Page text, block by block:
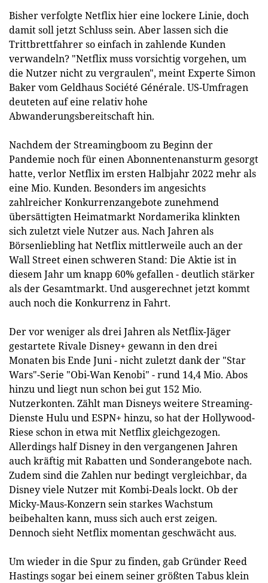
Bisher verfolgte Netflix hier eine lockere Linie, doch
damit soll jetzt Schluss sein. Aber lassen sich die
Trittbrettfahrer so einfach in zahlende Kunden
verwandeln? "Netflix muss vorsichtig vorgehen, um
die Nutzer nicht zu vergraulen", meint Experte Simon
Baker vom Geldhaus Société Générale. US-Umfragen
deuteten auf eine relativ hohe
Abwanderungsbereitschaft hin.
Nachdem der Streamingboom zu Beginn der
Pandemie noch für einen Abonnentenansturm gesorgt
hatte, verlor Netflix im ersten Halbjahr 2022 mehr als
eine Mio. Kunden. Besonders im angesichts
zahlreicher Konkurrenzangebote zunehmend
übersättigten Heimatmarkt Nordamerika klinkten
sich zuletzt viele Nutzer aus. Nach Jahren als
Börsenliebling hat Netflix mittlerweile auch an der
Wall Street einen schweren Stand: Die Aktie ist in
diesem Jahr um knapp 60% gefallen - deutlich stärker
als der Gesamtmarkt. Und ausgerechnet jetzt kommt
auch noch die Konkurrenz in Fahrt.
Der vor weniger als drei Jahren als Netflix-Jäger
gestartete Rivale Disney+ gewann in den drei
Monaten bis Ende Juni - nicht zuletzt dank der "Star
Wars"-Serie "Obi-Wan Kenobi" - rund 14,4 Mio. Abos
hinzu und liegt nun schon bei gut 152 Mio.
Nutzerkonten. Zählt man Disneys weitere Streaming-
Dienste Hulu und ESPN+ hinzu, so hat der Hollywood-
Riese schon in etwa mit Netflix gleichgezogen.
Allerdings half Disney in den vergangenen Jahren
auch kräftig mit Rabatten und Sonderangebote nach.
Zudem sind die Zahlen nur bedingt vergleichbar, da
Disney viele Nutzer mit Kombi-Deals lockt. Ob der
Micky-Maus-Konzern sein starkes Wachstum
beibehalten kann, muss sich auch erst zeigen.
Dennoch sieht Netflix momentan geschwächt aus.
Um wieder in die Spur zu finden, gab Gründer Reed
Hastings sogar bei einem seiner größten Tabus klein